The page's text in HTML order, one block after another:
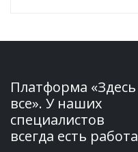
Платформа «Здесь
все». У наших
специалистов
всегда есть работа